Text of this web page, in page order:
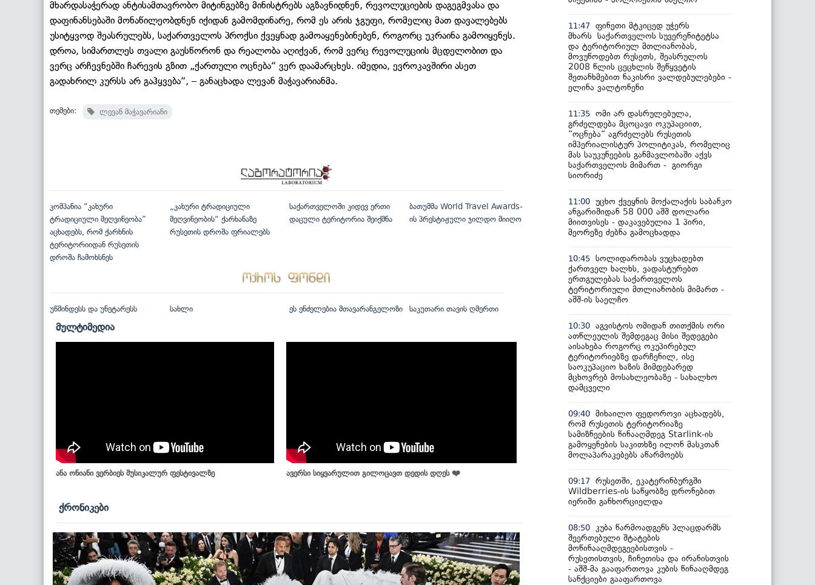
მხარდასაჭერად ანტისამთავრობო მიტინგებზე მინისტრებს აგზავნიდნენ, რევოლუციების დაგეგმვასა და
დაფინანსებაში მონაწილეობდნენ იქიდან გამომდინარე, რომ ეს არის ჯგუფი, რომელიც მათ დავალებებს
უსიტყვოდ შეასრულებს, საქართველოს პროქსი ქვეყნად გამოაყენებინებენ, როგორც უკრაინა გამოიყენეს.
დროა, სიმართლეს თვალი გაუსწორონ და რეალობა აღიქვან, რომ ვერც რევოლუციის მცდელობით და
ვერც არჩევნებში ჩარევის გზით „ქართული ოცნება“ ვერ დაამარცხეს. იმედია, ევროკავშირი ასეთ
გადახრილ კურსს არ გაჰყვება“, – განაცხადა ლევან მაჭავარიანმა.
თემები: ლევან მაჭავარიანი
კომპანია “კახური
ტრადიციული მეღვინეობა”
აცხადებს, რომ ქარხნის
ტერიტორიიდან რუსეთის
დროშა ჩამოხსნეს
„კახური ტრადიციული
მეღვინეობის“ ქარხანაზე
რუსეთის დროშა ფრიალებს
საქართველოში კიდევ ერთი
დაცული ტერიტორია შეიქმნა
ბათუმმა World Travel Awards-
ის პრესტიჟული ჯილდო მიიღო
უწმინდესს და უნეტარესს სახლი ეს ენძელებია მთავარანგელოზი საკუთარი თავის ღმერთი
მულტიმედია
ანა ონიანი ვერბიეს მუსიკალურ ფესტივალზე ავერსი სიყვარულით გილოცავთ დედის დღეს ❤️
ქრონიკები
11:47 ფინეთი მტკიცედ უჭერს
მხარს საქართველოს სუვერენიტეტსა
და ტერიტორიულ მთლიანობას,
მოვუწოდებთ რუსეთს, შეასრულოს
2008 წლის ცეცხლის შეწყვეტის
შეთანხმებით ნაკისრი ვალდებულებები -
ელინა ვალტონენი
11:35 ომი არ დასრულებულა,
გრძელდება მცოცავი ოკუპაციით,
“ოცნება“ აგრძელებს რუსეთის
იმპერიალისტურ პოლიტიკას, რომელიც
მას საუკუნეების განმავლობაში აქვს
საქართველოს მიმართ - გიორგი
სიორიძე
11:00 უცხო ქვეყნის მოქალაქის საბანკო
ანგარიშიდან 58 000 აშშ დოლარი
მიითვისეს - დაკავებულია 1 პირი,
მეორეზე ძებნა გამოცხადდა
10:45 სოლიდარობას ვუცხადებთ
ქართველ ხალხს, ვადასტურებთ
ერთგულებას საქართველოს
ტერიტორიული მთლიანობის მიმართ -
აშშ-ის საელჩო
10:30 აგვისტოს ომიდან თითქმის ორი
ათწლეულის შემდეგაც მისი შედეგები
აისახება როგორც ოკუპირებულ
ტერიტორიებზე დარჩენილ, ისე
საოკუპაციო ხაზის მიმდებარედ
მცხოვრებ მოსახლეობაზე - სახალხო
დამცველი
09:40 მიხაილო ფედოროვი აცხადებს,
რომ რუსეთის ტერიტორიაზე
სამიზნეების წინააღმდეგ Starlink-ის
გამოყენების საკითხზე ილონ მასკთან
მოლაპარაკებებს აწარმოებს
09:17 რუსეთში, ეკატერინბურგში
Wildberries-ის საწყობზე დრონებით
იერიში განხორციელდა
08:50 კუბა წარმოადგენს პლაცდარმს
შეერთებული შტატების
მოწინააღმდეგეებისთვის -
რუსეთისთვის, ჩინეთისა და ირანისთვის
- აშშ-მა გააფართოვა კუბის წინააღმდეგ
სანქციები გააფართოვა